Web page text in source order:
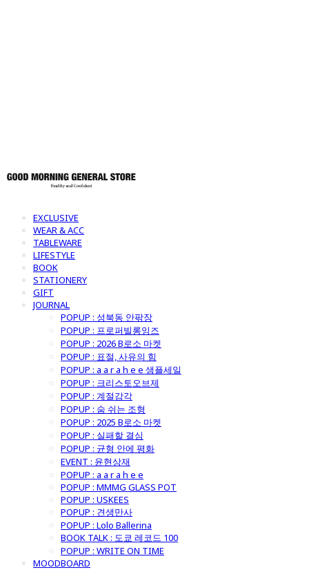
EXCLUSIVE
WEAR & ACC
TABLEWARE
LIFESTYLE
BOOK
STATIONERY
GIFT
JOURNAL
POPUP : 성북동 안팎장
POPUP : 프로퍼빌롱잉즈
POPUP : 2026 B로소 마켓
POPUP : 표절, 사유의 힘
POPUP : a a r a h e e 샘플세일
POPUP : 크리스토오브제
POPUP : 계절감각
POPUP : 숨 쉬는 조형
POPUP : 2025 B로소 마켓
POPUP : 실패할 결심
POPUP : 균형 안에 평화
EVENT : 윤현상재
POPUP : a a r a h e e
POPUP : MMMG GLASS POT
POPUP : USKEES
POPUP : 견생만사
POPUP : Lolo Ballerina
BOOK TALK : 도쿄 레코드 100
POPUP : WRITE ON TIME
MOODBOARD